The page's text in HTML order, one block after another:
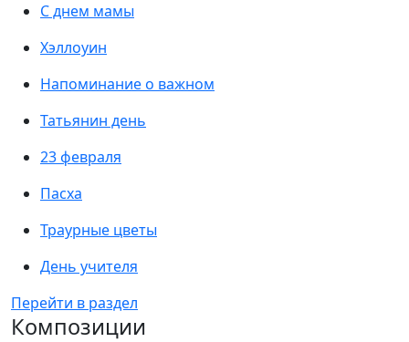
С днем мамы
Хэллоуин
Напоминание о важном
Татьянин день
23 февраля
Пасха
Траурные цветы
День учителя
Перейти в раздел
Композиции